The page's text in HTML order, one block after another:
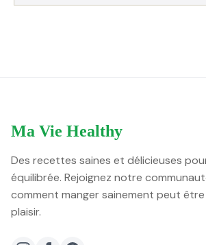
Ma Vie Healthy
Des recettes saines et délicieuses
équilibrée. Rejoignez notre
comment manger sainement peut
plaisir.